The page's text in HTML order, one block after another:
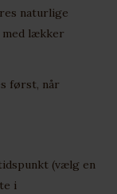
naturlige
med lækker
først, når
(vælg en
i